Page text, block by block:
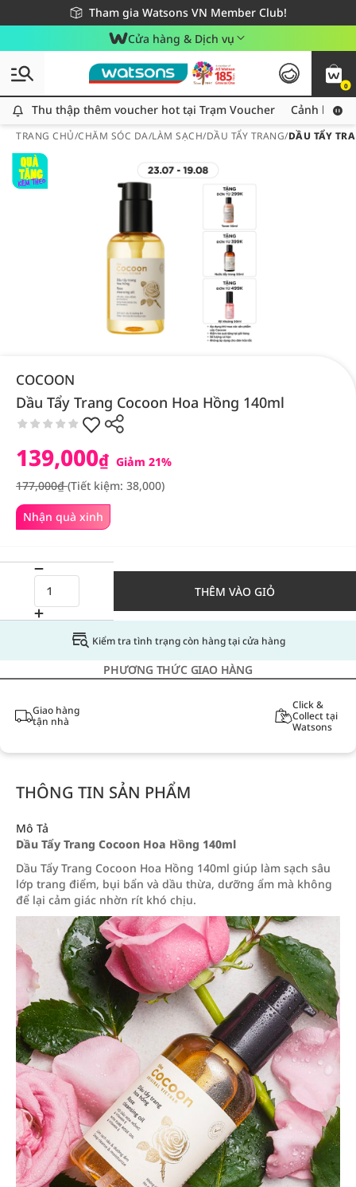
Tham gia Watsons VN Member Club!
Miễn phí giao hàng cho đơn hàng từ 249,000Đ
Giao hàng nhanh 24h - Áp dụng khu vực TP. Hồ Chí Minh
Cửa hàng & Dịch vụ
0
Thu thập thêm voucher hot tại Trạm Voucher
Thu thập thêm voucher hot tại Trạm Voucher Cảnh báo
TRANG CHỦ/CHĂM SÓC DA/LÀM SẠCH/DẦU TẨY TRANG/DẦU TẨY
COCOON
Dầu Tẩy Trang Cocoon Hoa Hồng 140ml
Nhận quà xinh
139,000₫ Giảm 21%
177,000₫(Tiết kiệm: 38,000)
THÊM VÀO GIỎ
Kiểm tra tình trạng còn hàng tại cửa hàng
PHƯƠNG THỨC GIAO HÀNG
Giao hàng
tận nhà
Click &
Collect tại
Watsons
THÔNG TIN SẢN PHẨM
Mô Tả
Dầu Tẩy Trang Cocoon Hoa Hồng 140ml
Dầu Tẩy Trang Cocoon Hoa Hồng 140ml giúp làm sạch sâu
lớp trang điểm, bụi bẩn và dầu thừa, dưỡng ẩm mà không
để lại cảm giác nhờn rít khó chịu.